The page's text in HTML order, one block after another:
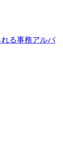
る事務アルバ